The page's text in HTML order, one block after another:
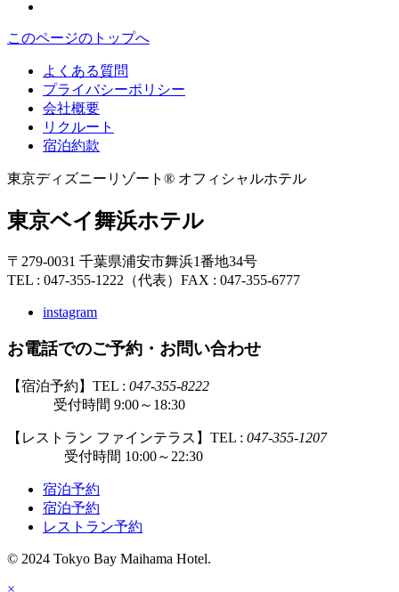
このページのトップへ
よくある質問
プライバシーポリシー
会社概要
リクルート
宿泊約款
東京ディズニーリゾート® オフィシャルホテル
東京ベイ舞浜ホテル
〒279-0031 千葉県浦安市舞浜1番地34号
TEL : 047-355-1222（代表） FAX : 047-355-6777
instagram
お電話でのご予約・お問い合わせ
【宿泊予約】TEL : 047-355-8222
受付時間 9:00～18:30
【レストラン ファインテラス】TEL : 047-355-1207
受付時間 10:00～22:30
宿泊予約
宿泊予約
レストラン予約
© 2024 Tokyo Bay Maihama Hotel.
×